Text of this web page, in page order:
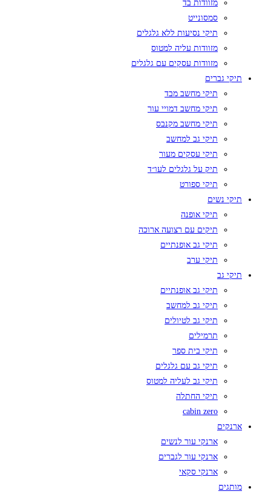
מזוודות בד
סמסונייט
תיקי נסיעות ללא גלגלים
מזוודות עליה למטוס
מזוודות עסקים עם גלגלים
תיקי גברים
תיקי מחשב מבד
תיקי מחשב דמויי עור
תיקי מחשב מקנבס
תיקי גב למחשב
תיקי עסקים מעור
תיק על גלגלים לעו״ד
תיקי ספורט
תיקי נשים
תיקי אופנה
תיקים עם רצועה ארוכה
תיקי גב אופנתיים
תיקי ערב
תיקי גב
תיקי גב אופנתיים
תיקי גב למחשב
תיקי גב לטיולים
תרמילים
תיקי בית ספר
תיקי גב עם גלגלים
תיקי גב לעליה למטוס
תיקי החתלה
cabin zero
ארנקים
ארנקי עור לנשים
ארנקי עור לגברים
ארנקי סקאי
מותגים